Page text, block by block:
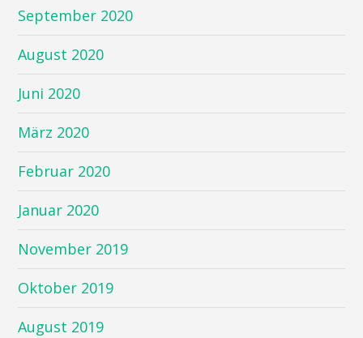
September 2020
August 2020
Juni 2020
März 2020
Februar 2020
Januar 2020
November 2019
Oktober 2019
August 2019